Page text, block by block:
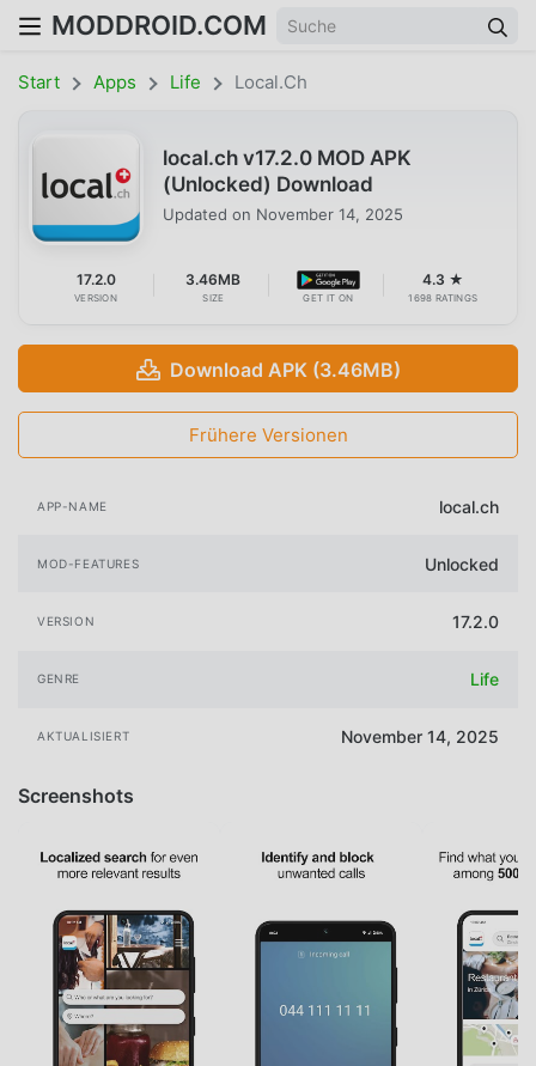
MODDROID.COM
Start Apps Life Local.ch
local.ch v17.2.0 MOD APK
(Unlocked) Download
Updated on November 14, 2025
17.2.0
VERSION
3.46MB
SIZE GET IT ON
4.3 ★
1698 RATINGS
Download APK (3.46MB)
Frühere Versionen
APP-NAME local.ch
MOD-FEATURES Unlocked
VERSION 17.2.0
GENRE Life
AKTUALISIERT November 14, 2025
Screenshots